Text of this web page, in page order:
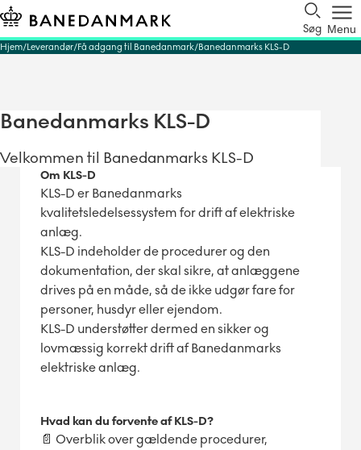
Søg Menu
Hjem Leverandør Få adgang til Banedanmark Banedanmarks KLS-D
Banedanmarks KLS-D
Velkommen til Banedanmarks KLS-D
Om KLS-D
KLS-D er Banedanmarks
kvalitetsledelsessystem for drift af elektriske
anlæg.
KLS-D indeholder de procedurer og den
dokumentation, der skal sikre, at anlæggene
drives på en måde, så de ikke udgør fare for
personer, husdyr eller ejendom.
KLS-D understøtter dermed en sikker og
lovmæssig korrekt drift af Banedanmarks
elektriske anlæg.
Hvad kan du forvente af KLS-D?
📄 Overblik over gældende procedurer,